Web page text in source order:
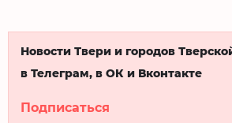
Новости Твери и городов
в Телеграм, в ОК и Вконтакте
Подписаться